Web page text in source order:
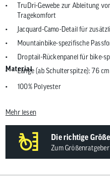
TruDri-Gewebe zur Ableitung
Tragekomfort
Jacquard-Camo-Detail für
Mountainbike-spezifische
Droptail-Rückenpanel für bike-
Länge (ab Schulterspitze): 76
Material
100% Polyester
Mehr lesen
Die richtige
Zum Größenratgeber